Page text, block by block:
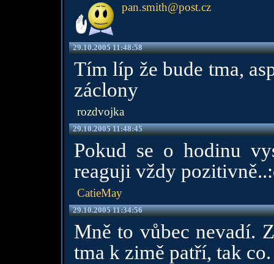
pan.smith@post.cz
29.10.2005 11:48:58
Tím líp že bude tma,
záclony
rozdvojka
29.10.2005 11:48:45
Pokud se o hodinu
reaguji vždy
CatieMay
29.10.2005 11:34:56
Mně to vůbec nevadí.
tma k zimě patří, tak co.